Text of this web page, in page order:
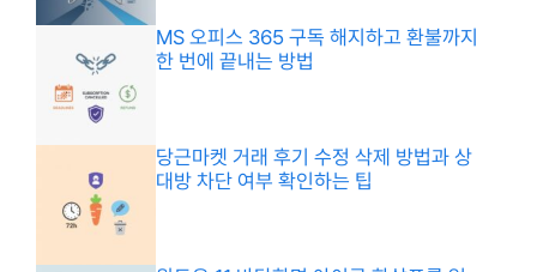
MS 오피스 365 구독 해지하고 환불까지
한 번에 끝내는 방법
당근마켓 거래 후기 수정 삭제 방법과 상
대방 차단 여부 확인하는 팁